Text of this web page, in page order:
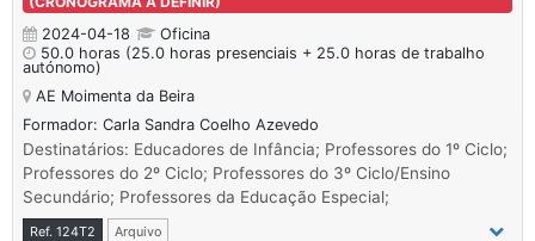
2024-04-18
Oficina
50.0 horas (25.0 horas presenciais + 25.0 horas de trabalho
autónomo)
AE Moimenta da Beira
Formador: Carla Sandra Coelho Azevedo
Destinatários: Educadores de Infância; Professores do 1º Ciclo;
Professores do 2º Ciclo; Professores do 3º Ciclo/Ensino
Secundário; Professores da Educação Especial;
Ref. 124T2 Arquivo